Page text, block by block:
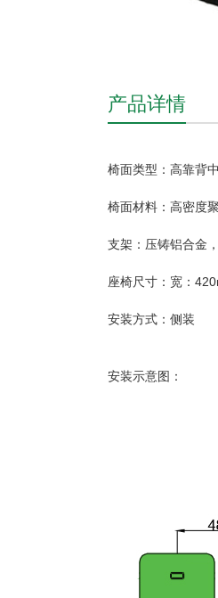
产品详情
椅面类型：高靠背
椅面材料：高密度
支架：压铸铝合金
座椅尺寸：宽：
安装方式：侧装
安装示意图：